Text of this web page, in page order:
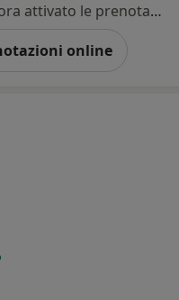
Questo dottore non ha ancora attivato le prenotazioni online presso questo indirizzo.
online